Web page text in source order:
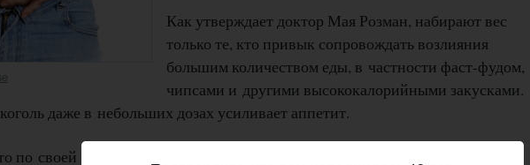
Как утверждает доктор Мая Розман, набирают вес
только те, кто привык сопровождать возлияния
большим количеством еды, в частности фаст-фудом,
чипсами и другими высококалорийными закусками.
даже в небольших дозах усиливает аппетит.
по своей калорийности пиво (в среднем 40 кКал на 100 мл) уступает